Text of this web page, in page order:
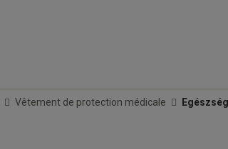
Vêtement de protection médicale